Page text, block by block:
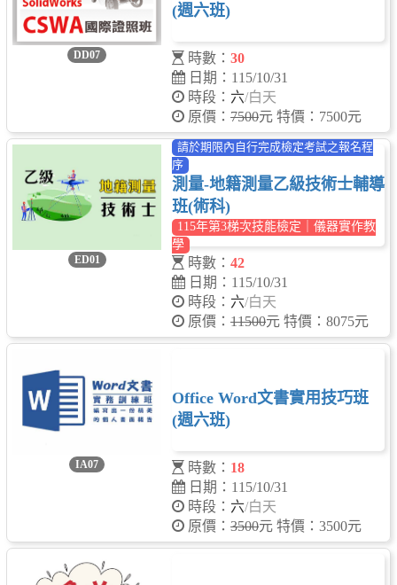
DD07
(週六班)
時數： 30
日期：115/10/31
時段： 六/白天
原價： 7500元 特價：7500元
ED01
請於期限內自行完成檢定考試之報名程
序
測量-地籍測量乙級技術士輔導
班(術科)
115年第3梯次技能檢定｜儀器實作教
學
時數： 42
日期：115/10/31
時段： 六/白天
原價： 11500元 特價：8075元
IA07
Office Word文書實用技巧班
(週六班)
時數： 18
日期：115/10/31
時段： 六/白天
原價： 3500元 特價：3500元